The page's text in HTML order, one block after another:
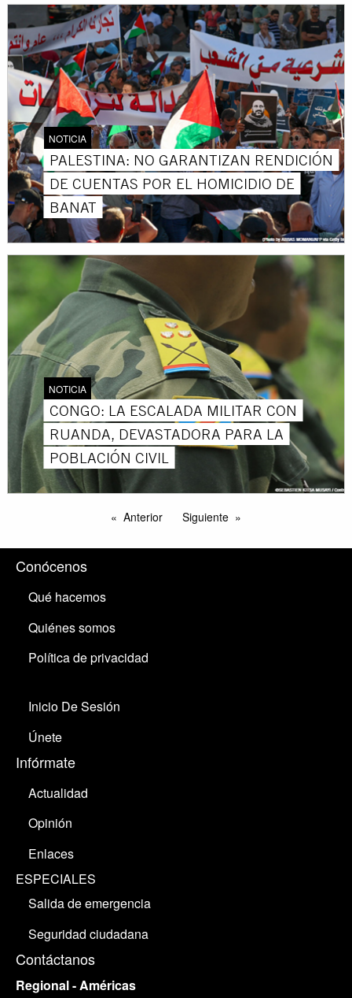
NOTICIA
PALESTINA: NO GARANTIZAN RENDICIÓN
DE CUENTAS POR EL HOMICIDIO DE
BANAT
NOTICIA
CONGO: LA ESCALADA MILITAR CON
RUANDA, DEVASTADORA PARA LA
POBLACIÓN CIVIL
Anterior Siguiente
Conócenos
Qué hacemos
Quiénes somos
Política de privacidad
Inicio De Sesión
Únete
Infórmate
Actualidad
Opinión
Enlaces
ESPECIALES
Salida de emergencia
Seguridad ciudadana
Contáctanos
Regional - Américas